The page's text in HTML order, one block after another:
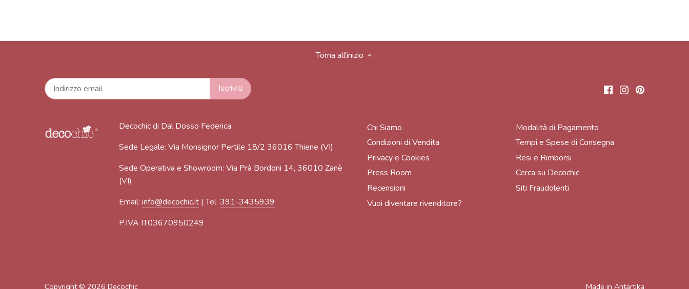
Torna all'inizio
Decochic di Dal Dosso Federica
Sede Legale: Via Monsignor Pertile 18/2 36016 Thiene (VI)
Sede Operativa e Showroom: Via Prà Bordoni 14, 36010 Zanè
(VI)
Email:info@decochic.it | Tel.391-3435939
P.IVA IT03670950249
Chi Siamo
Condizioni di Vendita
Privacy e Cookies
Press Room
Recensioni
Vuoi diventare rivenditore?
Modalità di Pagamento
Tempi e Spese di Consegna
Resi e Rimborsi
Cerca su Decochic
Siti Fraudolenti
Made in Antartika
Copyright © 2026Decochic